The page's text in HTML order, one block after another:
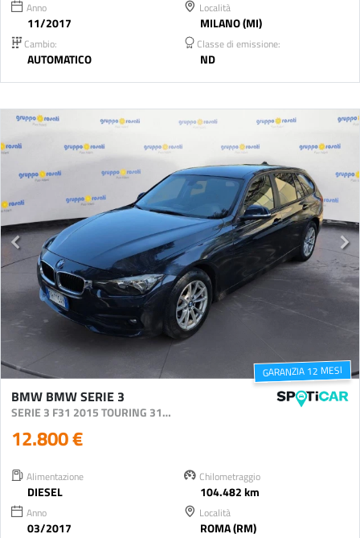
Anno
11/2017
Località
MILANO (MI)
Cambio:
AUTOMATICO
Classe di emissione:
ND
GARANZIA 12 MESI
BMW BMW SERIE 3
SERIE 3 F31 2015 TOURING 318D TOURING AUTO
12.800 €
Alimentazione
DIESEL
Chilometraggio
104.482 km
Anno
03/2017
Località
ROMA (RM)